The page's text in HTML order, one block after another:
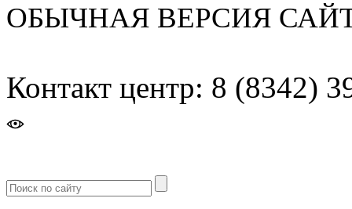
ОБЫЧНАЯ ВЕРСИЯ
Контакт центр: 8 (8342)